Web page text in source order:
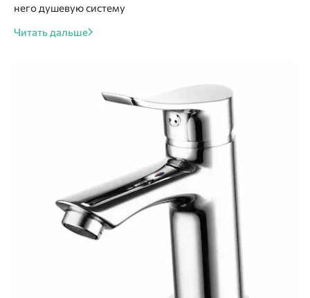
него душевую систему
Читать дальше